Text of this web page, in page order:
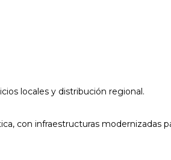
locales y distribución regional.
con infraestructuras modernizadas